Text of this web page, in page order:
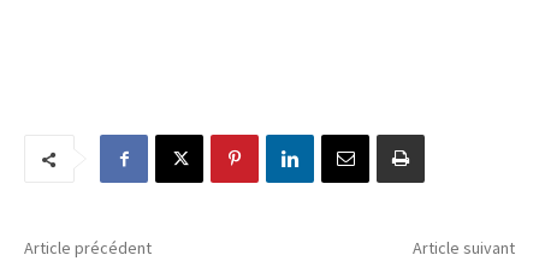
Article précédent Article suivant